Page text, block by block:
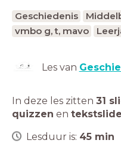
Geschiedenis
vmbo g, t, mavo
Les van
In deze les zitten 31
quizzen en
Lesduur is: 45 min